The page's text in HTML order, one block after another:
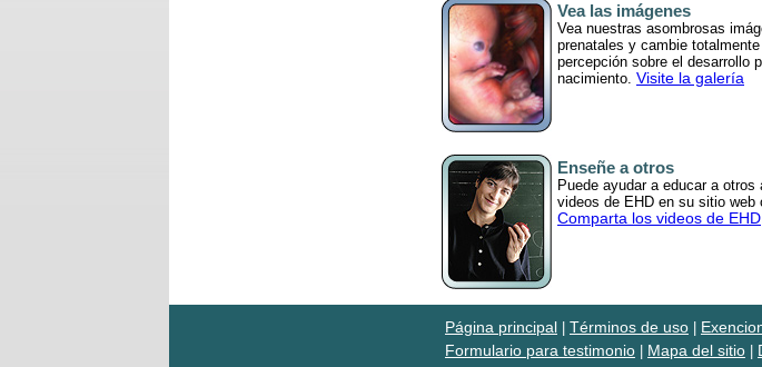
Vea las imágenes
Vea nuestras asombrosas
prenatales y cambie
percepción sobre el desarrollo
nacimiento. Visite la galería
Enseñe a otros
Puede ayudar a educar a otros
videos de EHD en su sitio web
Comparta los videos de EHD
Página principal Términos de uso
Formulario para testimonio
Mapa del sitio